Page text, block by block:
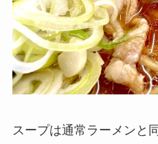
スープは通常ラーメンと